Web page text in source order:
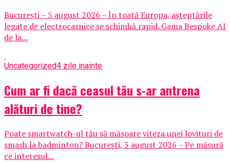
București – 5 august 2026 – În toată Europa, așteptările
legate de electrocasnice se schimbă rapid. Gama Bespoke AI
de la...
Uncategorized4 zile inainte
Cum ar fi dacă ceasul tău s-ar antrena
alături de tine?
Poate smartwatch-ul tău să măsoare viteza unei lovituri de
smash la badminton? București, 3 august 2026 – Pe măsură
ce interesul...